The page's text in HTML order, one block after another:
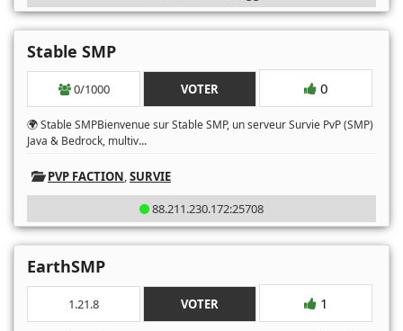
Stable SMP
0/1000 VOTER 0
🌍 Stable SMPBienvenue sur Stable SMP, un serveur Survie PvP (SMP)
Java & Bedrock, multiv...
PVP FACTION,SURVIE
88.211.230.172:25708
EarthSMP
1.21.8 VOTER 1